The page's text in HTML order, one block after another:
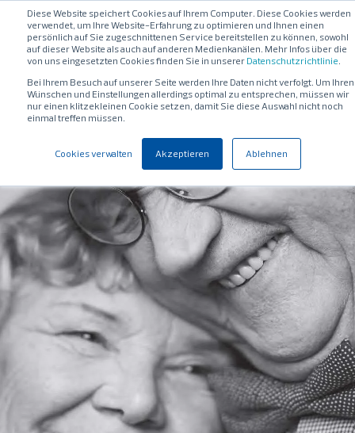
Diese Website speichert Cookies auf Ihrem Computer. Diese Cookies werden
verwendet, um Ihre Website-Erfahrung zu optimieren und Ihnen einen
persönlich auf Sie zugeschnittenen Service bereitstellen zu können, sowohl
auf dieser Website als auch auf anderen Medienkanälen. Mehr Infos über die
von uns eingesetzten Cookies finden Sie in unserer Datenschutzrichtlinie.
Bei Ihrem Besuch auf unserer Seite werden Ihre Daten nicht verfolgt. Um Ihren
Wünschen und Einstellungen allerdings optimal zu entsprechen, müssen wir
nur einen klitzekleinen Cookie setzen, damit Sie diese Auswahl nicht noch
einmal treffen müssen.
Cookies verwalten Akzeptieren Ablehnen